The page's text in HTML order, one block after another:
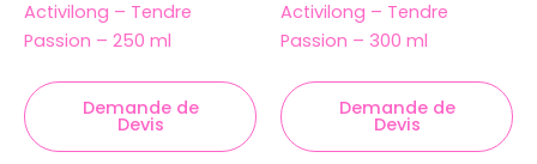
Activilong – Tendre
Passion – 250 ml
Demande de
Devis
Activilong – Tendre
Passion – 300 ml
Demande de
Devis